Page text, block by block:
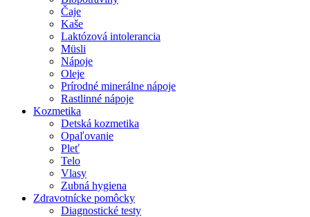
Čaje
Kaše
Laktózová intolerancia
Müsli
Nápoje
Oleje
Prírodné minerálne nápoje
Rastlinné nápoje
Kozmetika
Detská kozmetika
Opaľovanie
Pleť
Telo
Vlasy
Zubná hygiena
Zdravotnícke pomôcky
Diagnostické testy